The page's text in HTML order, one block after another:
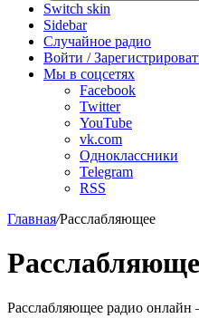
Switch skin
Sidebar
Случайное радио
Войти /
Мы в соцсетях
Facebook
Twitter
YouTube
vk.com
Одноклассники
Telegram
RSS
Главная/Расслабляющее
Расслабляющее радио онлайн